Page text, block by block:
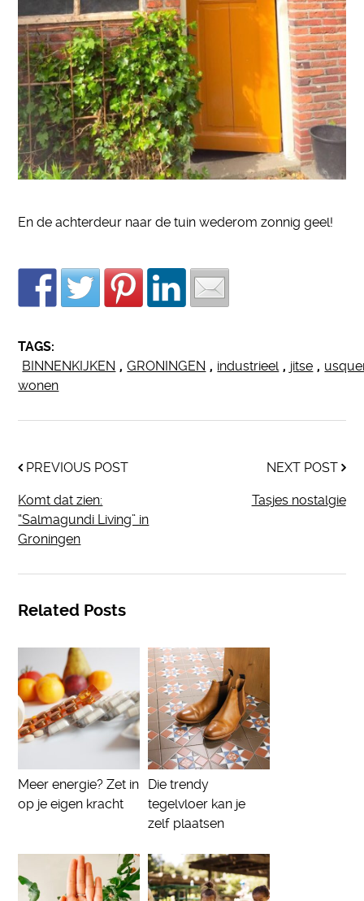
En de achterdeur naar de tuin wederom zonnig geel!
TAGS:
BINNENKIJKEN , GRONINGEN , industrieel , jitse ,
wonen
PREVIOUS POST
Komt dat zien:
“Salmagundi Living” in
Groningen
NEXT POST
Tasjes nostalgie
Related Posts
Meer energie? Zet in
op je eigen kracht
Die trendy
tegelvloer kan je
zelf plaatsen